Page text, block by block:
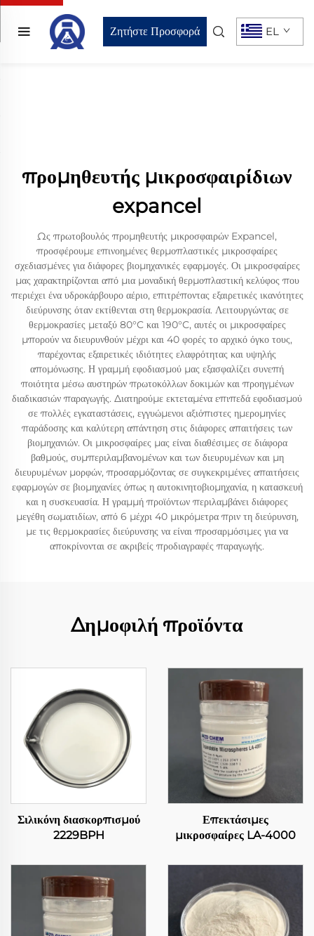
Ζητήστε Προσφορά EL
προμηθευτής μικροσφαιρίδιων
expancel
Ως πρωτοβουλός προμηθευτής μικροσφαιρών Expancel,
προσφέρουμε επινοημένες θερμοπλαστικές μικροσφαίρες
σχεδιασμένες για διάφορες βιομηχανικές εφαρμογές. Οι μικροσφαίρες
μας χαρακτηρίζονται από μια μοναδική θερμοπλαστική κελύφος που
περιέχει ένα υδροκάρβουρο αέριο, επιτρέποντας εξαιρετικές ικανότητες
διεύρυνσης όταν εκτίθενται στη θερμοκρασία. Λειτουργώντας σε
θερμοκρασίες μεταξύ 80°C και 190°C, αυτές οι μικροσφαίρες
μπορούν να διευρυνθούν μέχρι και 40 φορές το αρχικό όγκο τους,
παρέχοντας εξαιρετικές ιδιότητες ελαφρότητας και υψηλής
απομόνωσης. Η γραμμή εφοδιασμού μας εξασφαλίζει συνεπή
ποιότητα μέσω αυστηρών πρωτοκόλλων δοκιμών και προηγμένων
διαδικασιών παραγωγής. Διατηρούμε εκτεταμένα επιπεδά εφοδιασμού
σε πολλές εγκαταστάσεις, εγγυώμενοι αξιόπιστες ημερομηνίες
παράδοσης και καλύτερη απάντηση στις διάφορες απαιτήσεις των
βιομηχανιών. Οι μικροσφαίρες μας είναι διαθέσιμες σε διάφορα
βαθμούς, συμπεριλαμβανομένων και των διευρυμένων και μη
διευρυμένων μορφών, προσαρμόζοντας σε συγκεκριμένες απαιτήσεις
εφαρμογών σε βιομηχανίες όπως η αυτοκινητοβιομηχανία, η κατασκευή
και η συσκευασία. Η γραμμή προϊόντων περιλαμβάνει διάφορες
μεγέθη σωματιδίων, από 6 μέχρι 40 μικρόμετρα πριν τη διεύρυνση,
με τις θερμοκρασίες διεύρυνσης να είναι προσαρμόσιμες για να
αποκρίνονται σε ακριβείς προδιαγραφές παραγωγής.
Δημοφιλή προϊόντα
Σιλικόνη διασκορπισμού
2229BPH
Επεκτάσιμες
μικροσφαίρες LA-4000